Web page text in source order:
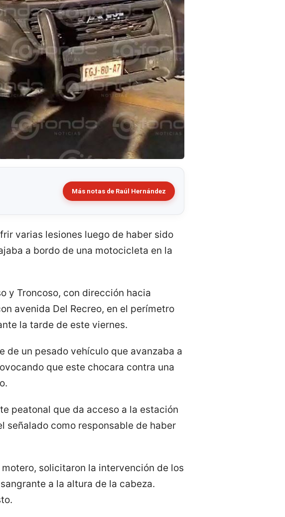
Más notas de Raúl Hernández
varias lesiones luego de haber sido
a bordo de una motocicleta en la
y Troncoso, con dirección hacia
avenida Del Recreo, en el perímetro
la tarde de este viernes.
de un pesado vehículo que avanzaba a
que este chocara contra una
peatonal que da acceso a la estación
señalado como responsable de haber
solicitaron la intervención de los
a la altura de la cabeza.